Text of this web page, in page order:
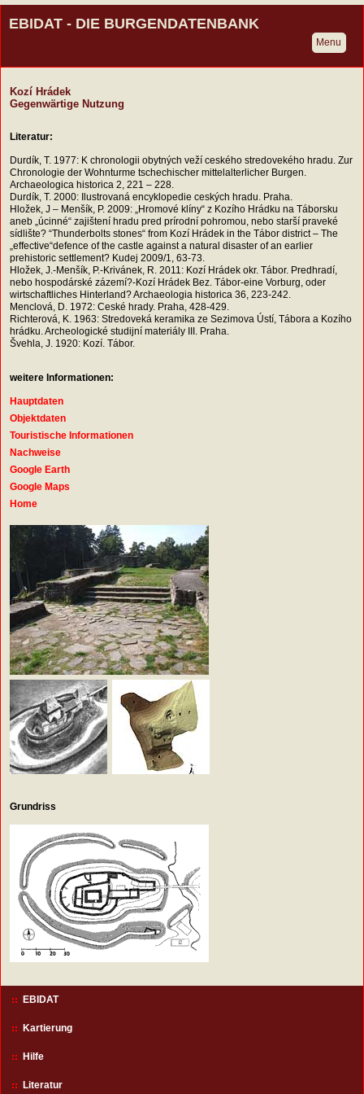
EBIDAT - DIE BURGENDATENBANK
Menu
Kozí Hrádek
Gegenwärtige Nutzung
Literatur:
Durdík, T. 1977: K chronologii obytných veží ceského stredovekého hradu. Zur
Chronologie der Wohnturme tschechischer mittelalterlicher Burgen.
Archaeologica historica 2, 221 – 228.
Durdík, T. 2000: Ilustrovaná encyklopedie ceských hradu. Praha.
Hložek, J – Menšík, P. 2009: „Hromové klíny“ z Kozího Hrádku na Táborsku
aneb „úcinné“ zajištení hradu pred prírodní pohromou, nebo starší praveké
sídlište? “Thunderbolts stones“ from Kozí Hrádek in the Tábor district – The
„effective“defence of the castle against a natural disaster of an earlier
prehistoric settlement? Kudej 2009/1, 63-73.
Hložek, J.-Menšík, P.-Krivánek, R. 2011: Kozí Hrádek okr. Tábor. Predhradí,
nebo hospodárské zázemí?-Kozí Hrádek Bez. Tábor-eine Vorburg, oder
wirtschaftliches Hinterland? Archaeologia historica 36, 223-242.
Menclová, D. 1972: Ceské hrady. Praha, 428-429.
Richterová, K. 1963: Stredoveká keramika ze Sezimova Ústí, Tábora a Kozího
hrádku. Archeologické studijní materiály III. Praha.
Švehla, J. 1920: Kozí. Tábor.
weitere Informationen:
Hauptdaten
Objektdaten
Touristische Informationen
Nachweise
Google Earth
Google Maps
Home
Grundriss
EBIDAT
Kartierung
Hilfe
Literatur